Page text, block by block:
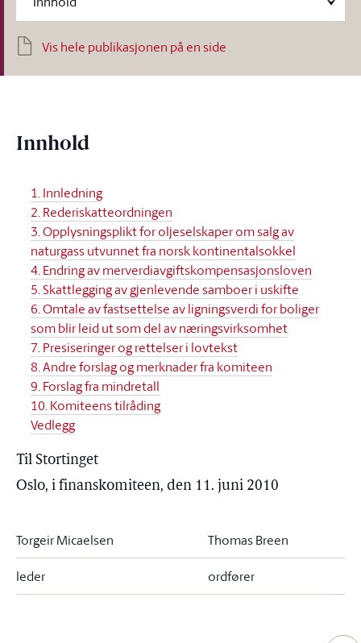
Vis hele publikasjonen på en side
Innhold
1. Innledning
2. Rederiskatteordningen
3. Opplysningsplikt for oljeselskaper om salg av
naturgass utvunnet fra norsk kontinentalsokkel
4. Endring av merverdiavgiftskompensasjonsloven
5. Skattlegging av gjenlevende samboer i uskifte
6. Omtale av fastsettelse av ligningsverdi for boliger
som blir leid ut som del av næringsvirksomhet
7. Presiseringer og rettelser i lovtekst
8. Andre forslag og merknader fra komiteen
9. Forslag fra mindretall
10. Komiteens tilråding
Vedlegg
Til Stortinget
Oslo, i finanskomiteen, den 11. juni 2010
Torgeir Micaelsen Thomas Breen
leder ordfører